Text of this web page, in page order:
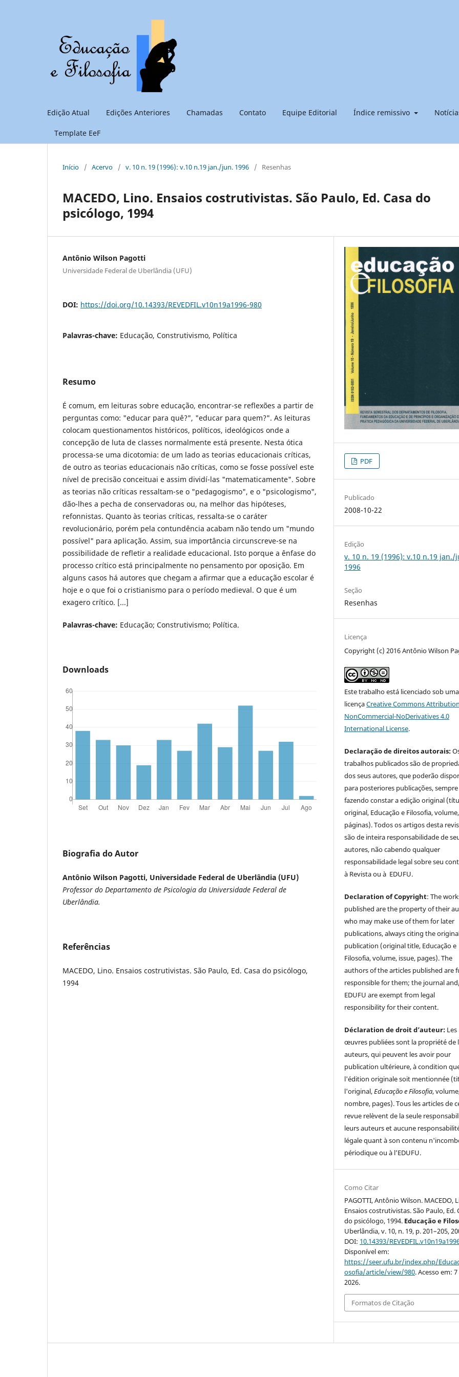
Edição Atual Edições Anteriores Chamadas Contato Equipe Editorial Índice remissivo
Template EeF
Início / Acervo / v. 10 n. 19 (1996): v.10 n.19 jan./jun. 1996 / Resenhas
MACEDO, Lino. Ensaios costrutivistas. São Paulo, Ed. Casa do
psicólogo, 1994
Antônio Wilson Pagotti
Universidade Federal de Uberlândia (UFU)
DOI: https://doi.org/10.14393/REVEDFIL.v10n19a1996-980
Palavras-chave: Educação, Construtivismo, Política
Resumo
É comum, em leituras sobre educação, encontrar-se reflexões a partir de
perguntas como: "educar para quê?", "educar para quem?". As leituras
colocam questionamentos históricos, políticos, ideológicos onde a
concepção de luta de classes normalmente está presente. Nesta ótica
processa-se uma dicotomia: de um lado as teorias educacionais críticas,
de outro as teorias educacionais não críticas, como se fosse possível este
nível de precisão conceituai e assim dividí-las "matematicamente". Sobre
as teorias não críticas ressaltam-se o "pedagogismo", e o "psicologismo",
dão-lhes a pecha de conservadoras ou, na melhor das hipóteses,
refonnistas. Quanto às teorias críticas, ressalta-se o caráter
revolucionário, porém pela contundência acabam não tendo um "mundo
possível" para aplicação. Assim, sua importância circunscreve-se na
possibilidade de refletir a realidade educacional. Isto porque a ênfase do
processo crítico está principalmente no pensamento por oposição. Em
alguns casos há autores que chegam a afirmar que a educação escolar é
hoje e o que foi o cristianismo para o período medieval. O que é um
exagero crítico. [...]
Palavras-chave: Educação; Construtivismo; Política.
Downloads
Biografia do Autor
Antônio Wilson Pagotti, Universidade Federal de Uberlândia (UFU)
Professor do Departamento de Psicologia da Universidade Federal de
Uberlândia.
Referências
MACEDO, Lino. Ensaios costrutivistas. São Paulo, Ed. Casa do psicólogo,
1994
PDF
Publicado
2008-10-22
Edição
v. 10 n. 19 (1996): v.10 n.19 jan./
1996
Seção
Resenhas
Licença
Copyright (c) 2016 Antônio Wilson
Este trabalho está licenciado sob uma
licençaCreative Commons
NonCommercial-NoDerivatives 4.0
International License.
Declaração de direitos autorais:
trabalhos publicados são de
dos seus autores, que poderão
para posteriores publicações, sempre
fazendo constar a edição original
original, Educação e Filosofia,
páginas). Todos os artigos desta
são de inteira responsabilidade de
autores, não cabendo qualquer
responsabilidade legal sobre seu
à Revista ou à EDUFU.
Declaration of Copyright: The
published are the property of their
who may make use of them for later
publications, always citing the
publication (original title, Educação e
Filosofia, volume, issue, pages). The
authors of the articles published are
responsible for them; the journal
EDUFU are exempt from legal
responsibility for their content.
Déclaration de droit d’auteur: Les
œuvres publiées sont la propriété de
auteurs, qui peuvent les avoir pour
publication ultérieure, à condition
l'édition originale soit mentionnée
l'original,Educação e Filosofia,
nombre, pages). Tous les articles de
revue relèvent de la seule
leurs auteurs et aucune
légale quant à son contenu
périodique ou à l’EDUFU.
Como Citar
PAGOTTI, Antônio Wilson. MACEDO,
Ensaios costrutivistas. São Paulo, Ed.
do psicólogo, 1994. Educação e
Uberlândia, v. 10, n. 19, p. 201–205,
DOI: 10.14393/
Disponível em:
https://seer.ufu.br/index.php/
osofia/article/view/980. Acesso em:
2026.
Formatos de Citação